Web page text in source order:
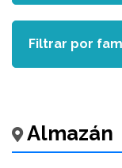
Almazán
Filtrar por